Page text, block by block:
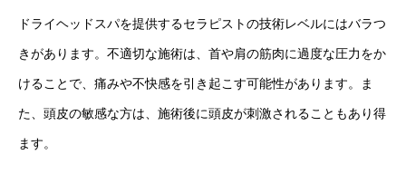
ドライヘッドスパを提供するセラピストの技術レベルにはバラつ
きがあります。不適切な施術は、首や肩の筋肉に過度な圧力をか
けることで、痛みや不快感を引き起こす可能性があります。ま
た、頭皮の敏感な方は、施術後に頭皮が刺激されることもあり得
ます。